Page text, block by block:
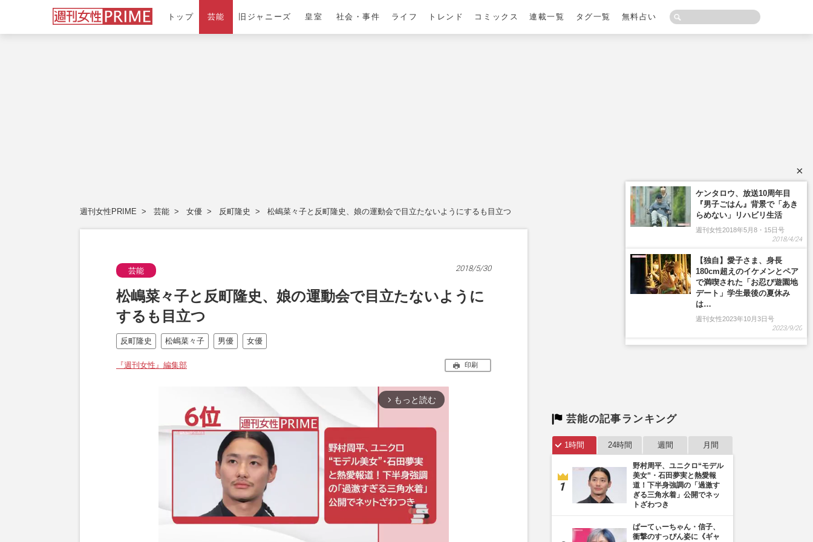
トップ 芸能 旧ジャニーズ 皇室 社会・事件 ライフ トレンド コミックス 連載一覧 タグ一覧 無料占い
週刊女性PRIME 芸能 女優 反町隆史 松嶋菜々子と反町隆史、娘の運動会で目立たないようにするも目立つ
芸能 2018/5/30
松嶋菜々子と反町隆史、娘の運動会で目立たないように
するも目立つ
反町隆史 松嶋菜々子 男優 女優
『週刊女性』編集部 印刷
arrow_forward_ios もっと読む
芸能の記事ランキング
1時間 24時間 週間 月間
野村周平、ユニクロ“モデル
美女”・石田夢実と熱愛報
道！下半身強調の「過激す
ぎる三角水着」公開でネッ
トざわつき
ぱーてぃーちゃん・信子、
衝撃のすっぴん姿に《ギャ
×